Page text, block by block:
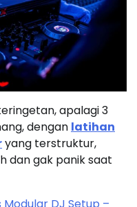
apalagi 3
dengan latihan
yang terstruktur,
dan gak panik saat